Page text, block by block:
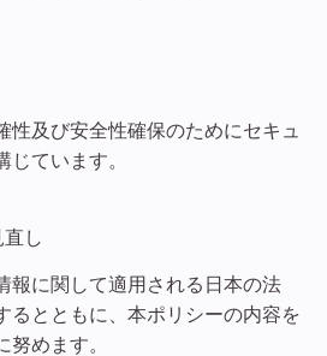
性及び安全性確保のためにセキュ
じています。
し
報に関して適用される日本の法
るとともに、本ポリシーの内容を
めます。